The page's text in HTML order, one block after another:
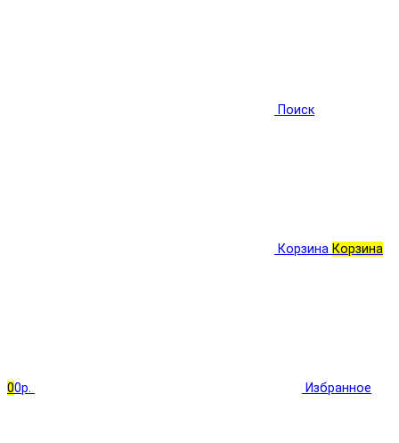
Поиск
Корзина Корзина
00р. Избранное